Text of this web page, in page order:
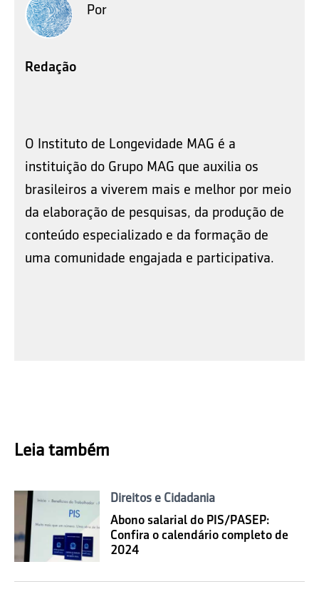
Por
Redação
O Instituto de Longevidade MAG é a
instituição do Grupo MAG que auxilia os
brasileiros a viverem mais e melhor por meio
da elaboração de pesquisas, da produção de
conteúdo especializado e da formação de
uma comunidade engajada e participativa.
Leia também
Direitos e Cidadania
Abono salarial do PIS/PASEP:
Confira o calendário completo de
2024